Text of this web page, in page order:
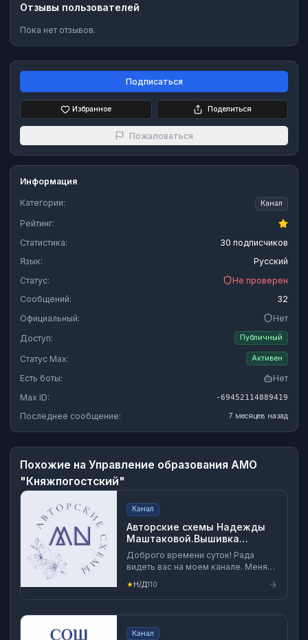
Отзывы пользователей
Пока нет отзывов.
Подписаться
Избранное Поделиться
Пожаловаться
Информация
Категории: Канал
Рейтинг:
Статистика:
30 подписчиков
Язык:
Русский
Статус:
Не проверен
Сообщений:
32
Официальный:
Нет
Доступ:
Публичный
Статус Max: Активен
Есть боты:
Нет
Max ID:
-69452114889419
Последнее сообщение: 7 месяцев назад
Похожие на Управление образования АМО
"Княжпогостский"
Канал
Авторские схемы Надежды
Маштаковой.Вышивка
крестом
Доброго времени суток! Рада
видеть вас на моем канале. Меня
зовут Надежда Маштакова. Я —
дизайнер авторских схем для
вышивки крестом. Работаю с 2014
года и нарисовала более 600 схем
в разных техниках! Все мои работы
можно увидеть в моей группе
★Н/Д110
Канал